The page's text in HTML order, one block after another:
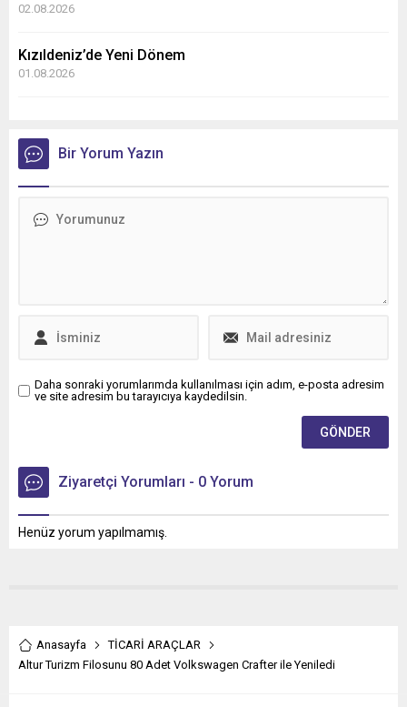
02.08.2026
Kızıldeniz’de Yeni Dönem
01.08.2026
Bir Yorum Yazın
Daha sonraki yorumlarımda kullanılması için adım, e-posta adresim
ve site adresim bu tarayıcıya kaydedilsin.
Ziyaretçi Yorumları - 0 Yorum
Henüz yorum yapılmamış.
Anasayfa
TİCARİ ARAÇLAR
Altur Turizm Filosunu 80 Adet Volkswagen Crafter ile Yeniledi